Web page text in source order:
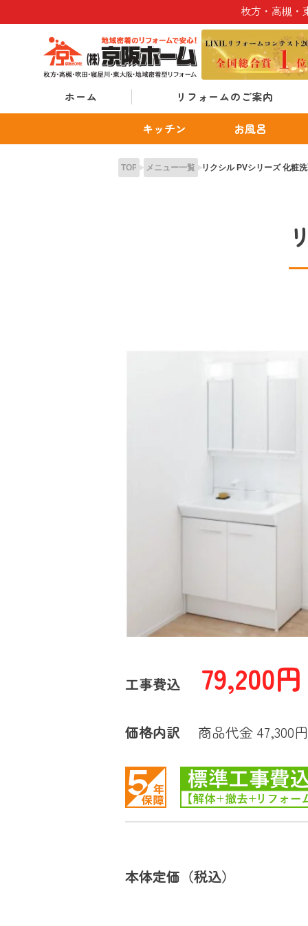
to
枚方・高槻・
ホーム リフォームのご案内
キッチン お風呂
TOP メニュー一覧 リクシル PVシリーズ 化粧
工事費込 79,200円
価格内訳 商品代金 47,300
本体定価（税込）